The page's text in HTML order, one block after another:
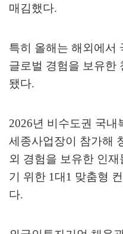
매김했다.
특히 올해는 해외에서
글로벌 경험을 보유한
됐다.
2026년 비수도권 국내
세종사업장이 참가해
외 경험을 보유한 인
기 위한 1대 1 맞춤형
다.